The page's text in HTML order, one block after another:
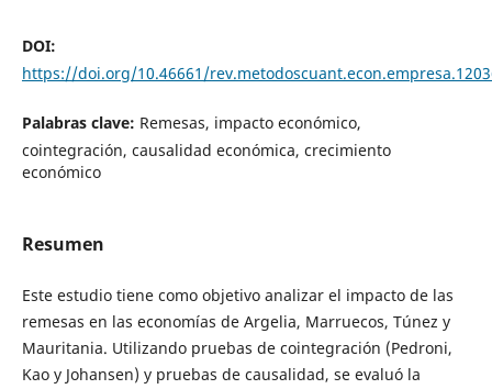
DOI:
https://doi.org/10.46661/
Palabras clave: Remesas, impacto económico,
cointegración, causalidad económica, crecimiento
económico
Resumen
Este estudio tiene como objetivo analizar el impacto de las
remesas en las economías de Argelia, Marruecos, Túnez y
Mauritania. Utilizando pruebas de cointegración (Pedroni,
Kao y Johansen) y pruebas de causalidad, se evaluó la